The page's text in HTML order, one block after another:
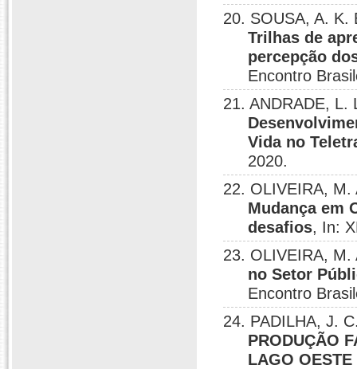
20. SOUSA, A. K.
Trilhas de
percepção
Encontro
21. ANDRADE, L.
Vida no
2020.
22. OLIVEIRA,
Mudança em
desafios, In:
23. OLIVEIRA,
no Setor
Encontro
24. PADILHA, J.
PRODUÇÃO
LAGO